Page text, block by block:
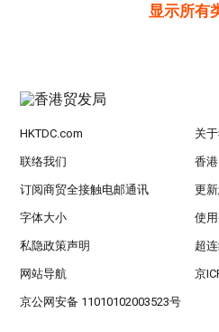
显示所有
HKTDC.com 关
联络我们 香
订阅商贸全接触电邮通讯 更
字体大小 使
私隐政策声明 超
网站导航 京
京公网安备 11010102003523号